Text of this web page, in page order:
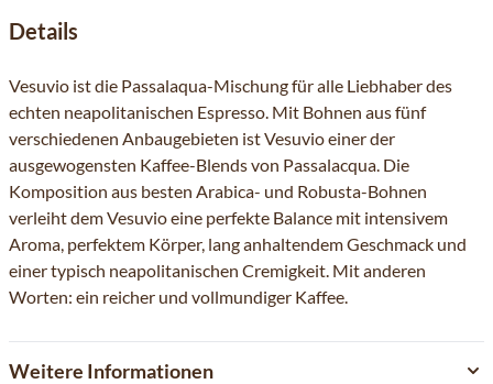
Details
Vesuvio ist die Passalaqua-Mischung für alle Liebhaber des
echten neapolitanischen Espresso. Mit Bohnen aus fünf
verschiedenen Anbaugebieten ist Vesuvio einer der
ausgewogensten Kaffee-Blends von Passalacqua. Die
Komposition aus besten Arabica- und Robusta-Bohnen
verleiht dem Vesuvio eine perfekte Balance mit intensivem
Aroma, perfektem Körper, lang anhaltendem Geschmack und
einer typisch neapolitanischen Cremigkeit. Mit anderen
Worten: ein reicher und vollmundiger Kaffee.
Weitere Informationen